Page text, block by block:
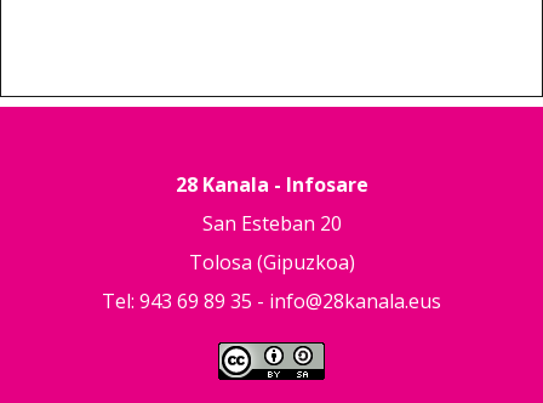
28 Kanala - Infosare
San Esteban 20
Tolosa (Gipuzkoa)
Tel: 943 69 89 35 - info@28kanala.eus